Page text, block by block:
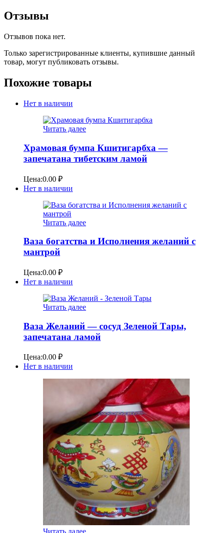
Отзывы
Отзывов пока нет.
Только зарегистрированные клиенты, купившие данный
товар, могут публиковать отзывы.
Похожие товары
Нет в наличии
Читать далее
Храмовая бумпа Кшитигарбха —
запечатана тибетским ламой
Цена:0.00 ₽
Нет в наличии
Читать далее
Ваза богатства и Исполнения желаний с
мантрой
Цена:0.00 ₽
Нет в наличии
Читать далее
Ваза Желаний — сосуд Зеленой Тары,
запечатана ламой
Цена:0.00 ₽
Нет в наличии